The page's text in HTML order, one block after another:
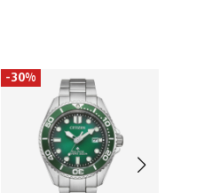
-30%